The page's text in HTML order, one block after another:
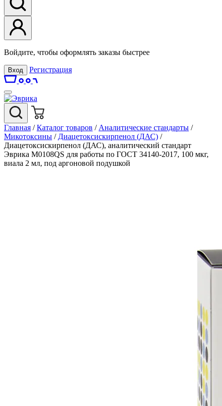
Войдите, чтобы оформлять заказы быстрее
Вход Регистрация
Главная / Каталог товаров / Аналитические стандарты /
Микотоксины / Диацетоксискирпенол (ДАС) /
Диацетоксискирпенол (ДАС), аналитический стандарт
Эврика M0108QS для работы по ГОСТ 34140-2017, 100 мкг,
виала 2 мл, под аргоновой подушкой